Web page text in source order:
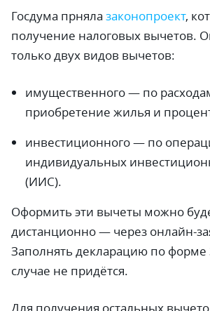
Госдума прняла законопроект,
получение налоговых вычетов.
только двух видов вычетов:
имущественного — по
приобретение жилья и
инвестиционного — по
индивидуальных
(ИИС).
Оформить эти вычеты можно
дистанционно — через онлайн-
Заполнять декларацию по
случае не придётся.